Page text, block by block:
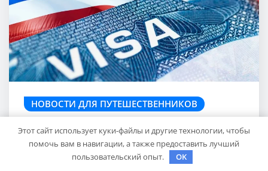
НОВОСТИ ДЛЯ ПУТЕШЕСТВЕННИКОВ
Запись на визу в Посольство
США: Пошаговое руководство
Сен 26, 2024
Этот сайт использует куки-файлы и другие технологии, чтобы
помочь вам в навигации, а также предоставить лучший
пользовательский опыт.
OK